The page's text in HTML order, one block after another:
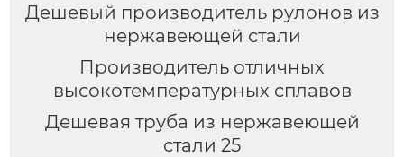
Дешевый производитель рулонов из
нержавеющей стали
Производитель отличных
высокотемпературных сплавов
Дешевая труба из нержавеющей
стали 25